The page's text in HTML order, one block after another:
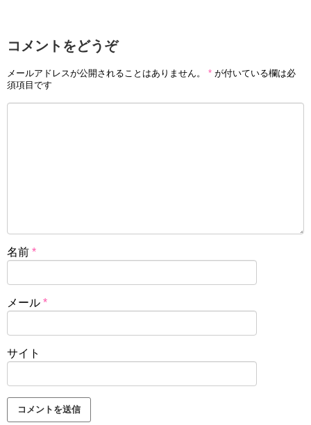
コメントをどうぞ
メールアドレスが公開されることはありません。 * が付いている欄は必
須項目です
名前 *
メール *
サイト